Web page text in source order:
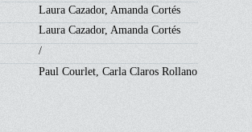
Laura Cazador, Amanda Cortés
Laura Cazador, Amanda Cortés
/
Paul Courlet, Carla Claros Rollano